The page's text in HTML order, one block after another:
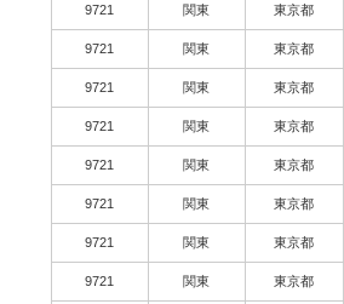
9721 関東 東京都
9721 関東 東京都
9721 関東 東京都
9721 関東 東京都
9721 関東 東京都
9721 関東 東京都
9721 関東 東京都
9721 関東 東京都